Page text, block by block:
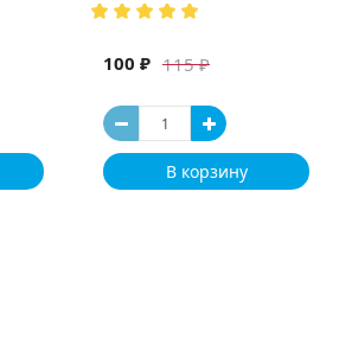
(Испания)
115 ₽
100 ₽
В корзину